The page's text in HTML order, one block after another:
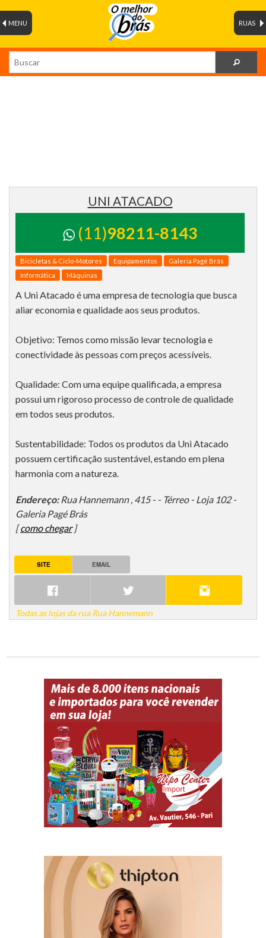
RUAS
MENU
UNI ATACADO
(11)98211-8143
Bicicletas & Ciclo-Motores Equipamentos
Galeria Pagé Brás
Informática
Máquinas
A Uni Atacado é uma empresa de tecnologia que busca
aliar economia e qualidade aos seus produtos.
Objetivo: Temos como missão levar tecnologia e
conectividade às pessoas com preços acessíveis.
Qualidade: Com uma equipe qualificada, a empresa
possui um rigoroso processo de controle de qualidade
em todos seus produtos.
Sustentabilidade: Todos os produtos da Uni Atacado
possuem certificação sustentável, estando em plena
harmonia com a natureza.
Endereço: Rua Hannemann , 415 - - Térreo - Loja 102 -
Galeria Pagé Brás
[como chegar]
SITE EMAIL
Todas as lojas da rua Rua Hannemann